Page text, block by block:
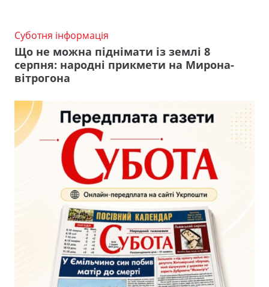
Суботня інформація
Що не можна піднімати із землі 8
серпня: народні прикмети на Мирона-
вітрогона